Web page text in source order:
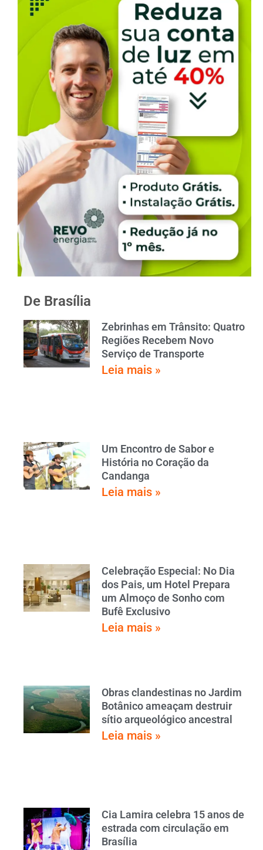
De Brasília
Zebrinhas em Trânsito: Quatro
Regiões Recebem Novo
Serviço de Transporte
Leia mais »
Um Encontro de Sabor e
História no Coração da
Candanga
Leia mais »
Celebração Especial: No Dia
dos Pais, um Hotel Prepara
um Almoço de Sonho com
Bufê Exclusivo
Leia mais »
Obras clandestinas no Jardim
Botânico ameaçam destruir
sítio arqueológico ancestral
Leia mais »
Cia Lamira celebra 15 anos de
estrada com circulação em
Brasília